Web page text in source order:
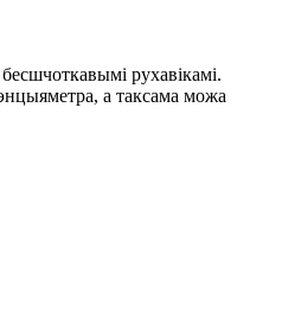
рухавікамі.
а таксама можа